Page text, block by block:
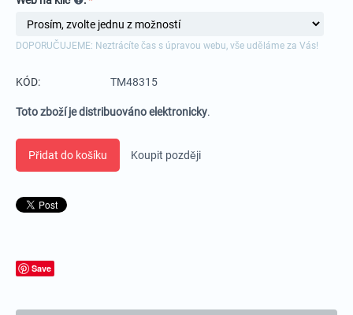
DOPORUČUJEME: Neztrácíte čas s úpravou webu, vše uděláme za Vás!
KÓD: TM48315
Toto zboží je distribuováno elektronicky.
Přidat do košíku Koupit později
Save